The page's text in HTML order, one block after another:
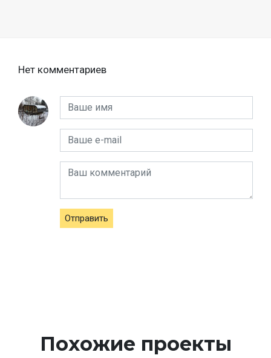
Нет комментариев
Отправить
Похожие проекты